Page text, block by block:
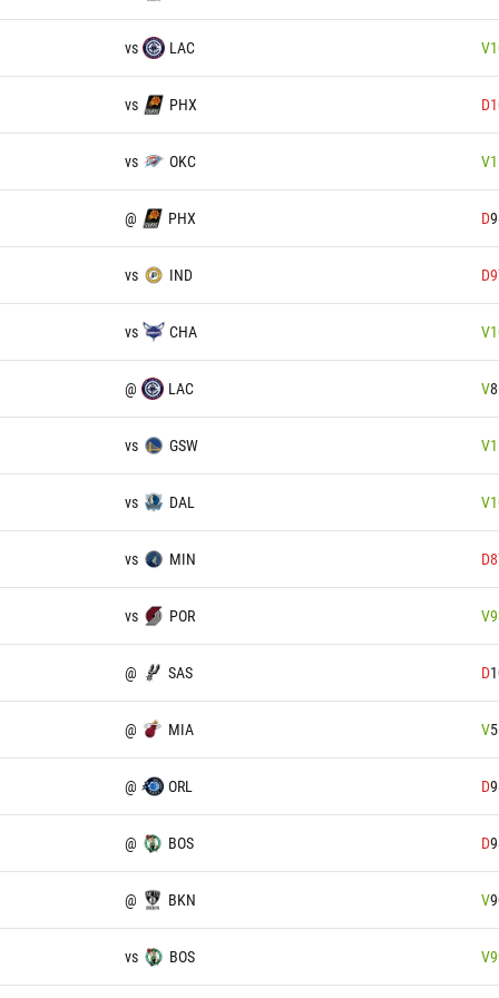
vs LAC V
vs PHX D
vs OKC V
@ PHX D
vs IND D
vs CHA V
@ LAC V
vs GSW V
vs DAL V
vs MIN D
vs POR V
@ SAS D
@ MIA V
@ ORL D
@ BOS D
@ BKN V
vs BOS V